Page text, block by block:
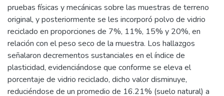
pruebas físicas y mecánicas sobre las muestras de terreno
original, y posteriormente se les incorporó polvo de vidrio
reciclado en proporciones de 7%, 11%, 15% y 20%, en
relación con el peso seco de la muestra. Los hallazgos
señalaron decrementos sustanciales en el índice de
plasticidad, evidenciándose que conforme se eleva el
porcentaje de vidrio reciclado, dicho valor disminuye,
reduciéndose de un promedio de 16.21% (suelo natural) a